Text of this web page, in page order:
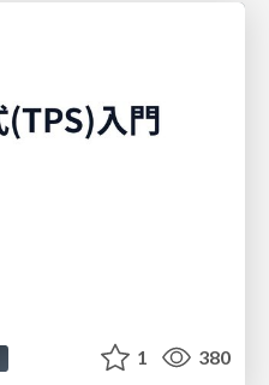
1 380